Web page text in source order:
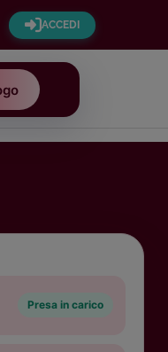
ACCEDI
Presa in carico